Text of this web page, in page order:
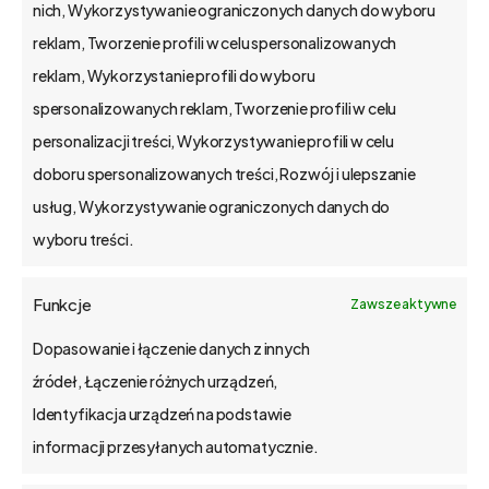
nich, Wykorzystywanie ograniczonych danych do wyboru
reklam, Tworzenie profili w celu spersonalizowanych
reklam, Wykorzystanie profili do wyboru
spersonalizowanych reklam, Tworzenie profili w celu
personalizacji treści, Wykorzystywanie profili w celu
doboru spersonalizowanych treści, Rozwój i ulepszanie
usług, Wykorzystywanie ograniczonych danych do
wyboru treści.
Funkcje Zawsze aktywne
Dopasowanie i łączenie danych z innych
źródeł, Łączenie różnych urządzeń,
Identyfikacja urządzeń na podstawie
informacji przesyłanych automatycznie.
bs4 business
solutions sp. z
o.o.
NIP: PL7811824750
KRS 0000310718
REGON 300910610